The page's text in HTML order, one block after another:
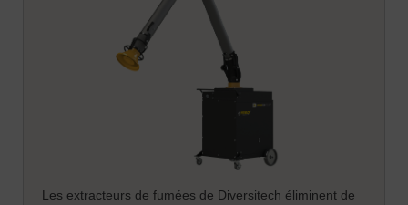
Les extracteurs de fumées de Diversitech éliminent de